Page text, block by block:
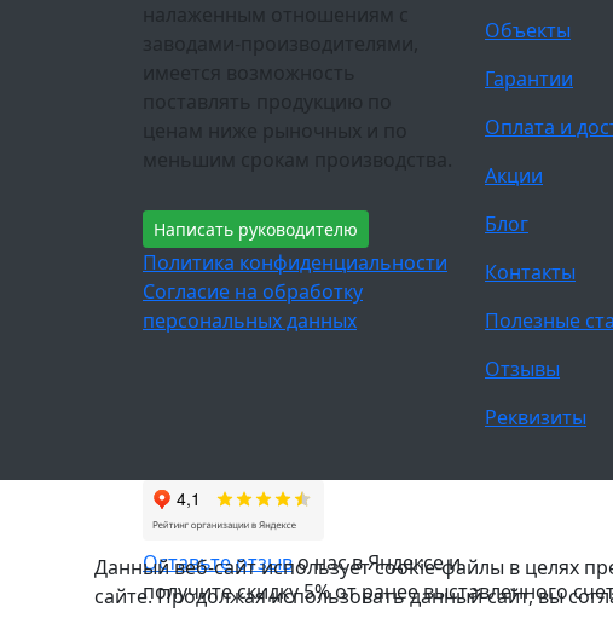
налаженным отношениям с
заводами-производителями,
имеется возможность
поставлять продукцию по
ценам ниже рыночных и по
меньшим срокам производства.
Написать руководителю
Политика конфиденциальности
Согласие на обработку
персональных данных
Объекты
Гарантии
Оплата и
Акции
Блог
Контакты
Полезные
Отзывы
Реквизиты
Оставьте отзыво нас в Яндексе и
получите скидку 5% от ранее выставленного
Данный веб-сайт использует cookie-файлы в целях
сайте. Продолжая использовать данный сайт, вы